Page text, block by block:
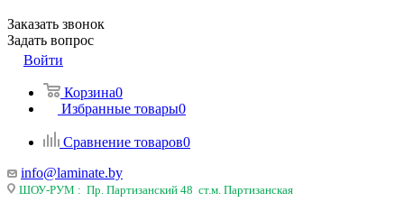
Заказать звонок
Задать вопрос
Войти
Корзина0
Избранные товары0
Сравнение товаров0
info@laminate.by
ШОУ-РУМ : Пр. Партизанский 48 ст.м. Партизанская